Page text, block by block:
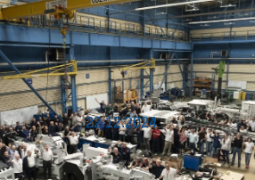
22.12.2024